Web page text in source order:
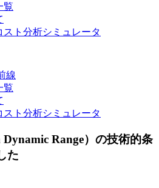
覧
ト分析シミュレータ
線
覧
ト分析シミュレータ
Range）の技術的条
た